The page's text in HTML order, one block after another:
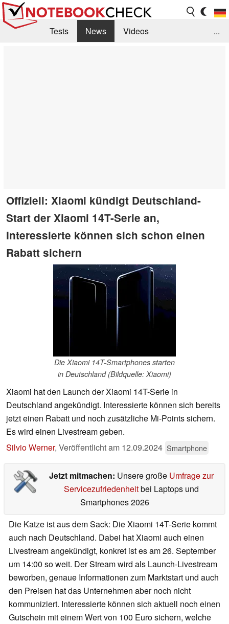
Tests News
Videos
...
Offiziell: Xiaomi kündigt Deutschland-
Start der Xiaomi 14T-Serie an,
Interessierte können sich schon einen
Rabatt sichern
Die Xiaomi 14T-Smartphones starten
in Deutschland (Bildquelle: Xiaomi)
Xiaomi hat den Launch der Xiaomi 14T-Serie in
Deutschland angekündigt. Interessierte können sich bereits
jetzt einen Rabatt und noch zusätzliche Mi-Points sichern.
Es wird einen Livestream geben.
Silvio Werner, Veröffentlicht am 12.09.2024 Smartphone
Jetzt mitmachen: Unsere große Umfrage zur
Servicezufriedenheitbei Laptops und
Smartphones 2026
Die Katze ist aus dem Sack: Die Xiaomi 14T-Serie kommt
auch nach Deutschland. Dabei hat Xiaomi auch einen
Livestream angekündigt, konkret ist es am 26. September
um 14:00 so weit. Der Stream wird als Launch-Livestream
beworben, genaue Informationen zum Marktstart und auch
den Preisen hat das Unternehmen aber noch nicht
kommuniziert. Interessierte können sich aktuell noch einen
Gutschein mit einem Wert von 100 Euro sichern, welche